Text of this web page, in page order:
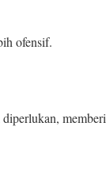
ofensif.